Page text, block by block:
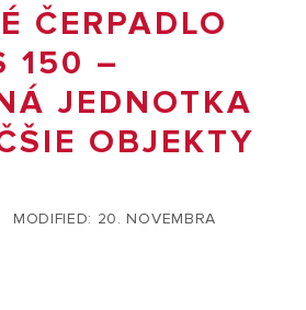
ČERPADLO
150 –
JEDNOTKA
OBJEKTY
MODIFIED: 20. NOVEMBRA